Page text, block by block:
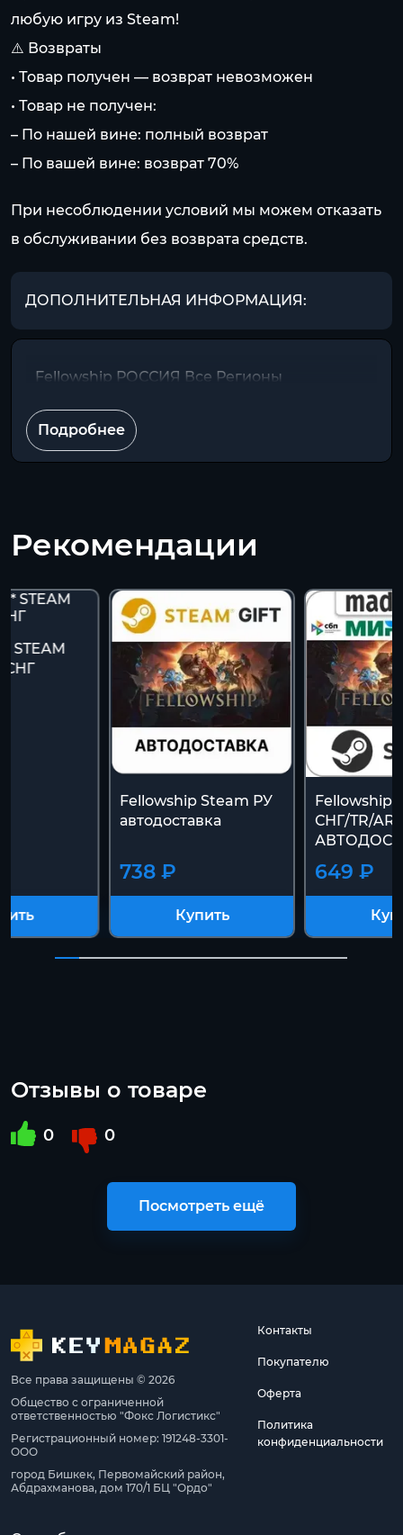
любую игру из Steam!
⚠️ Возвраты
• Товар получен — возврат невозможен
• Товар не получен:
– По нашей вине: полный возврат
– По вашей вине: возврат 70%
При несоблюдении условий мы можем отказать
в обслуживании без возврата средств.
ДОПОЛНИТЕЛЬНАЯ ИНФОРМАЦИЯ:
Fellowship РОССИЯ Все Регионы
Подробнее
Рекомендации
STEAM
Fellowship Steam РУ
автодоставка
738 ₽
Купить
Fellowship
СНГ/TR/AR
649 ₽
Отзывы о товаре
0 0
Посмотреть ещё
Все права защищены © 2026
Общество с ограниченной
ответственностью "Фокс Логистикс"
Регистрационный номер: 191248-3301-
ООО
город Бишкек, Первомайский район,
Абдрахманова, дом 170/1 БЦ "Ордо"
Контакты
Покупателю
Оферта
Политика
конфиденциальности